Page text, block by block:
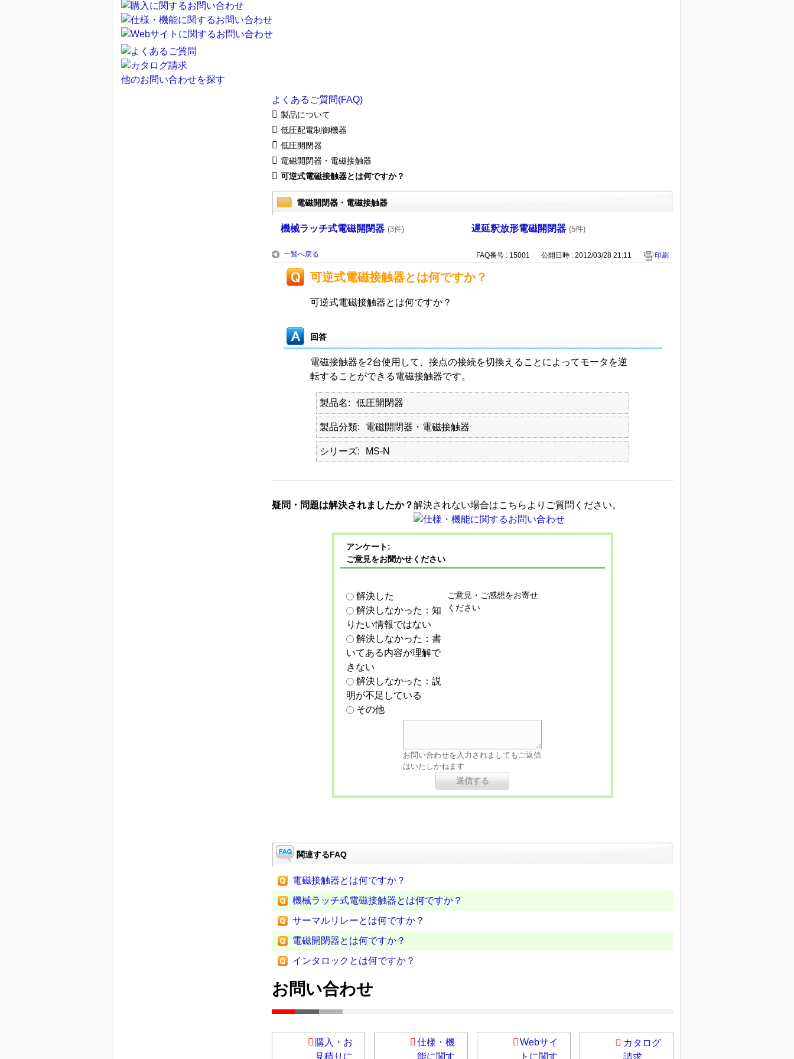
他のお問い合わせを探す
よくあるご質問(FAQ)
製品について
低圧配電制御機器
低圧開閉器
電磁開閉器・電磁接触器
可逆式電磁接触器とは何ですか？
電磁開閉器・電磁接触器
機械ラッチ式電磁開閉器 (3件) 遅延釈放形電磁開閉器 (5件)
一覧へ戻る FAQ番号 : 15001 公開日時 : 2012/03/28 21:11 印刷
可逆式電磁接触器とは何ですか？
可逆式電磁接触器とは何ですか？
回答
電磁接触器を2台使用して、接点の接続を切換えることによってモータを逆
転することができる電磁接触器です。
製品名 低圧開閉器
製品分類 電磁開閉器・電磁接触器
シリーズ MS-N
疑問・問題は解決されましたか？解決されない場合はこちらよりご質問ください。
アンケート:
ご意見をお聞かせください
解決した
解決しなかった：知
りたい情報ではない
解決しなかった：書
いてある内容が理解で
きない
解決しなかった：説
明が不足している
その他
ご意見・ご感想をお寄せ
ください
お問い合わせを入力されましてもご返信
はいたしかねます
関連するFAQ
電磁接触器とは何ですか？
機械ラッチ式電磁接触器とは何ですか？
サーマルリレーとは何ですか？
電磁開閉器とは何ですか？
インタロックとは何ですか？
お問い合わせ
購入・お
見積りに
仕様・機
能に関す
Webサイ
トに関す
カタログ
請求